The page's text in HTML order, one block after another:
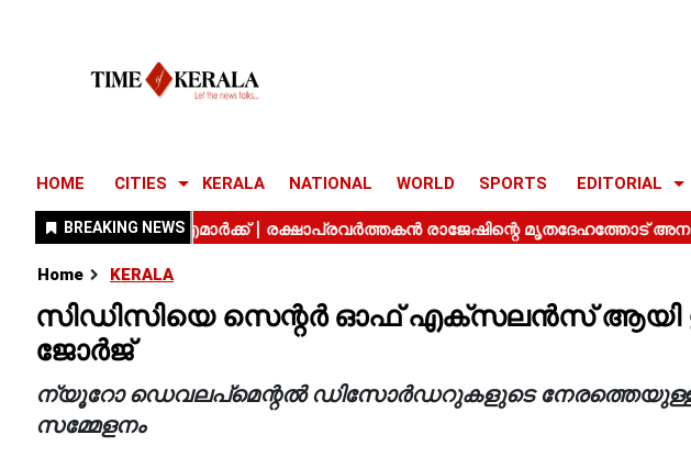
HOME CITIES KERALA NATIONAL WORLD SPORTS EDITORIAL
Home KERALA
സിഡിസിയെ സെന്റര്‍ ഓഫ് എക്‌സലന്‍സ് ആയി
ജോര്‍ജ്
ന്യൂറോ ഡെവലപ്മെന്റല്‍ ഡിസോര്‍ഡറുകളുടെ നേരത്തെയുള്ള
സമ്മേളനം